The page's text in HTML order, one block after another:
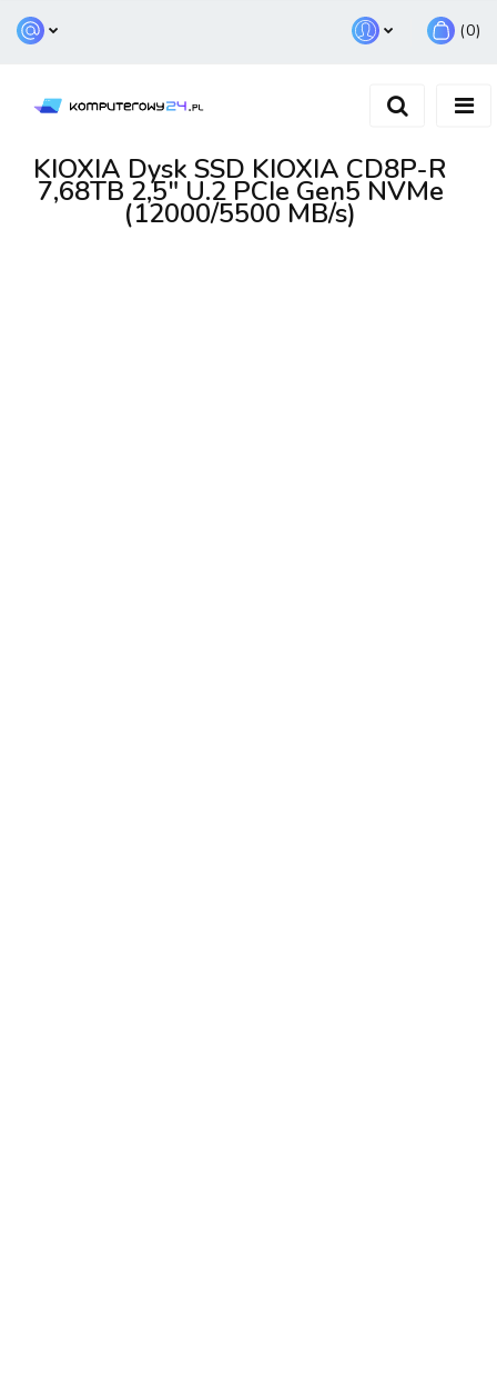
Zarejestruj się
(0)
KIOXIA Dysk SSD KIOXIA CD8P-R
7,68TB 2,5" U.2 PCIe Gen5 NVMe
(12000/5500 MB/s)